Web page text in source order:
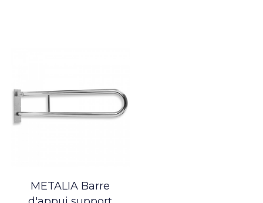
METALIA Barre